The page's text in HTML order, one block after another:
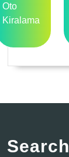
Oto
Kiralama
Search